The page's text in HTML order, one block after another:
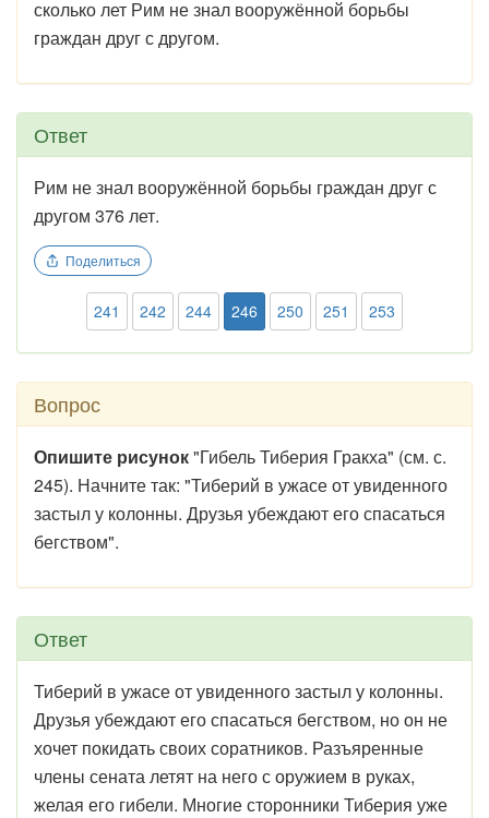
сколько лет Рим не знал вооружённой борьбы
граждан друг с другом.
Ответ
Рим не знал вооружённой борьбы граждан друг с
другом 376 лет.
Поделиться
241 242 244 246 250 251 253
Вопрос
Опишите рисунок"Гибель Тиберия Гракха" (см. с.
245). Начните так: "Тиберий в ужасе от увиденного
застыл у колонны. Друзья убеждают его спасаться
бегством".
Ответ
Тиберий в ужасе от увиденного застыл у колонны.
Друзья убеждают его спасаться бегством, но он не
хочет покидать своих соратников. Разъяренные
члены сената летят на него с оружием в руках,
желая его гибели. Многие сторонники Тиберия уже